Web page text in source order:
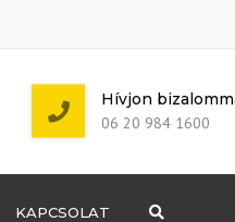
Hívjon
06 20 984 1600
KAPCSOLAT